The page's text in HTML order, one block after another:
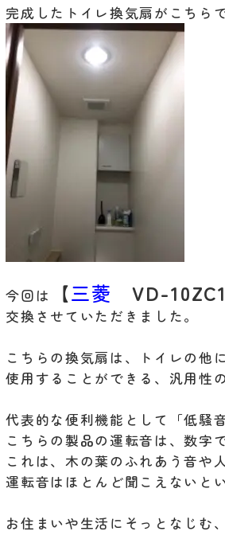
完成したトイレ換気扇がこちら
今回は 【三菱 VD-
交換させていただきました。
こちらの換気扇は、トイレの他
使用することができる、汎用性
代表的な便利機能として「低騒
こちらの製品の運転音は、数字
これは、木の葉のふれあう音や
運転音はほとんど聞こえないと
お住まいや生活にそっとなじ